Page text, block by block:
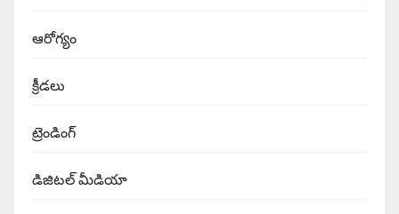
ఆరోగ్యం
క్రీడలు
ట్రెండింగ్
డిజిటల్ మీడియా